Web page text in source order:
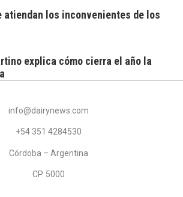
atiendan los inconvenientes de los
explica cómo cierra el año la
info@dairynews.com
+54 351 4284530
Córdoba – Argentina
CP. 5000